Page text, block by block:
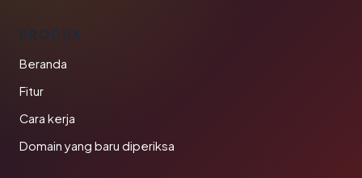
PRODUK
Beranda
Fitur
Cara kerja
Domain yang baru diperiksa